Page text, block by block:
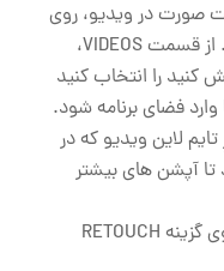
صورت در ویدیو، روی
گزینه NEW PROJECT بزنید. از قسمت VIDEOS،
را انتخاب کنید
لاین ویدیو که در
آپشن های بیشتر
حالا از نوار ابزار ظاهر شده، روی گزینه RETOUCH